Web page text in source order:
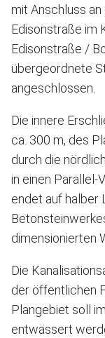
mit Anschluss
Edisonstraße im
Edisonstraße /
übergeordnete
angeschlossen.
Die innere
ca. 300 m, des
durch die
in einen Parallel-
endet auf halber
dimensionierten
Die
der öffentlichen
Plangebiet soll
entwässert